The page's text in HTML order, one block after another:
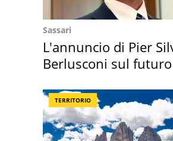
Sassari
L'annuncio di Pier
Berlusconi sul
TERRITORIO